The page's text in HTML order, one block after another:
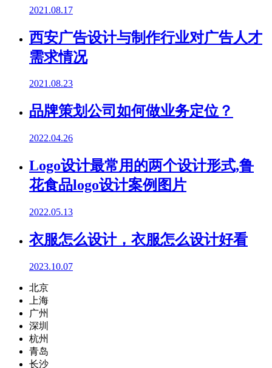
2021.08.17
西安广告设计与制作行业对广告人才
需求情况
2021.08.23
品牌策划公司如何做业务定位？
2022.04.26
Logo设计最常用的两个设计形式,鲁
花食品logo设计案例图片
2022.05.13
衣服怎么设计，衣服怎么设计好看
2023.10.07
北京
上海
广州
深圳
杭州
青岛
长沙